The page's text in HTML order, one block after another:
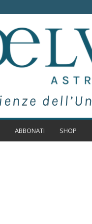
ABBONATI SHOP